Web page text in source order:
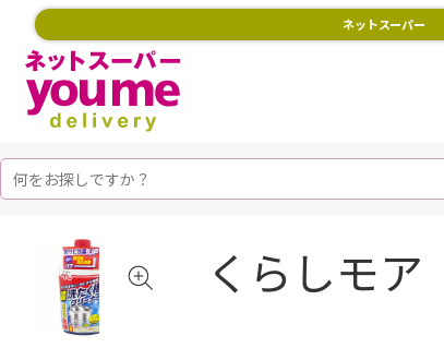
ネットスーパー
くらしモ